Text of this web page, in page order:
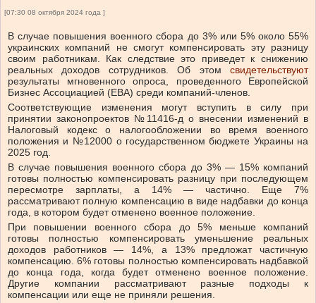
[07:30 08 октября 2024 года ]
В случае повышения военного сбора до 3% или 5% около 55%
украинских компаний не смогут компенсировать эту разницу
своим работникам. Как следствие это приведет к снижению
реальных доходов сотрудников. Об этом свидетельствуют
результаты мгновенного опроса, проведенного Европейской
Бизнес Ассоциацией (EBA) среди компаний-членов.
Соответствующие изменения могут вступить в силу при
принятии законопроектов №11416-д о внесении изменений в
Налоговый кодекс о налогообложении во время военного
положения и №12000 о государственном бюджете Украины на
2025 год.
В случае повышения военного сбора до 3% — 15% компаний
готовы полностью компенсировать разницу при последующем
пересмотре зарплаты, а 14% — частично. Еще 7%
рассматривают полную компенсацию в виде надбавки до конца
года, в котором будет отменено военное положение.
При повышении военного сбора до 5% меньше компаний
готовы полностью компенсировать уменьшение реальных
доходов работников — 14%, а 13% предложат частичную
компенсацию. 6% готовы полностью компенсировать надбавкой
до конца года, когда будет отменено военное положение.
Другие компании рассматривают разные подходы к
компенсации или еще не приняли решения.